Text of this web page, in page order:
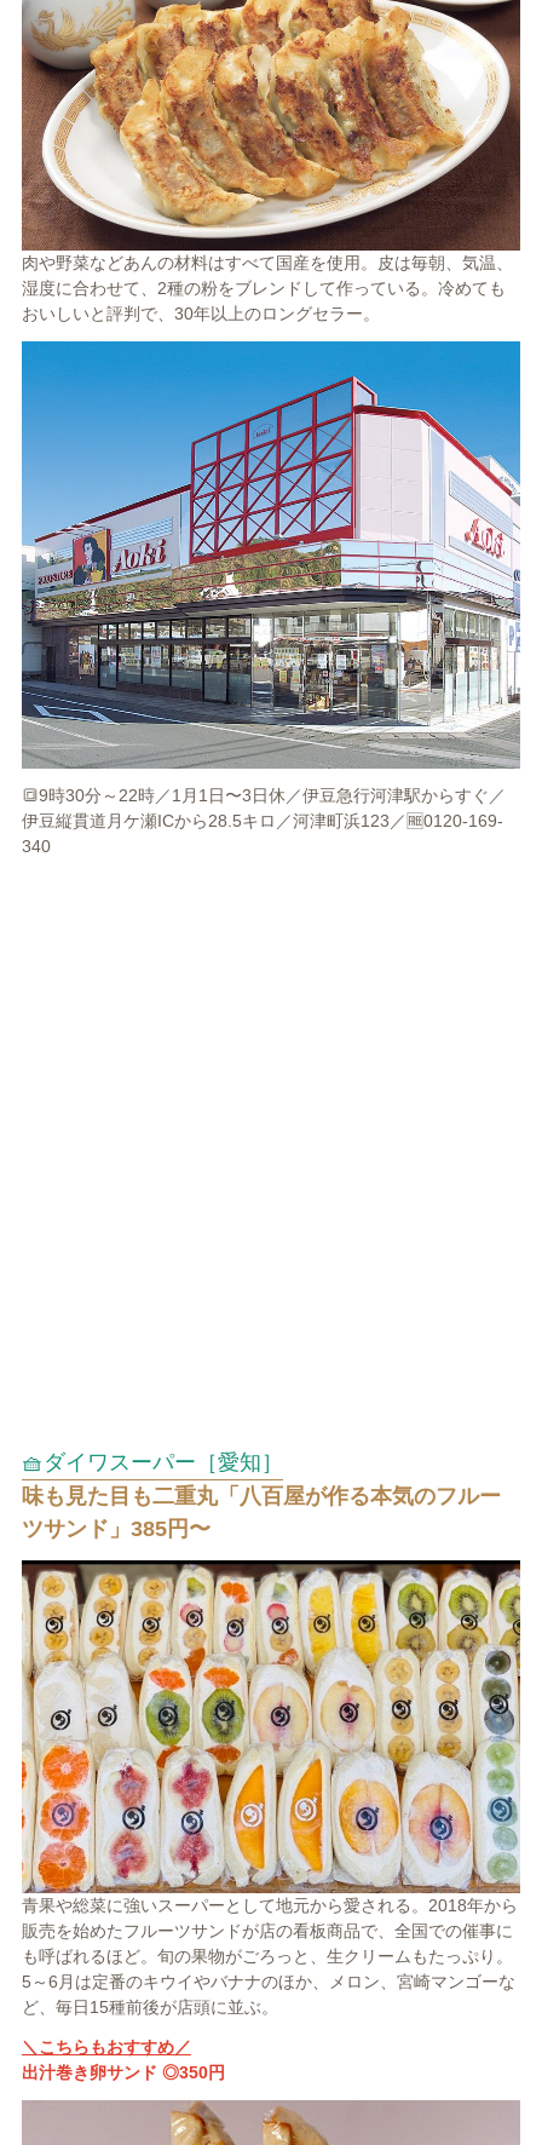
肉や野菜などあんの材料はすべて国産を使用。皮は毎朝、気温、
湿度に合わせて、2種の粉をブレンドして作っている。冷めても
おいしいと評判で、30年以上のロングセラー。
🔳9時30分～22時／1月1日〜3日休／伊豆急行河津駅からすぐ／
伊豆縦貫道月ケ瀬ICから28.5キロ／河津町浜123／🆓0120-169-
340
🧺ダイワスーパー［愛知］
味も見た目も二重丸「八百屋が作る本気のフルー
ツサンド」385円〜
青果や総菜に強いスーパーとして地元から愛される。2018年から
販売を始めたフルーツサンドが店の看板商品で、全国での催事に
も呼ばれるほど。旬の果物がごろっと、生クリームもたっぷり。
5～6月は定番のキウイやバナナのほか、メロン、宮崎マンゴーな
ど、毎日15種前後が店頭に並ぶ。
＼こちらもおすすめ／
出汁巻き卵サンド ◎350円